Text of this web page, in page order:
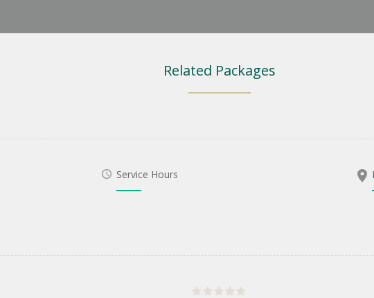
Related Packages
Service Hours